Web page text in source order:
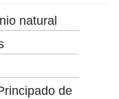
natural
de